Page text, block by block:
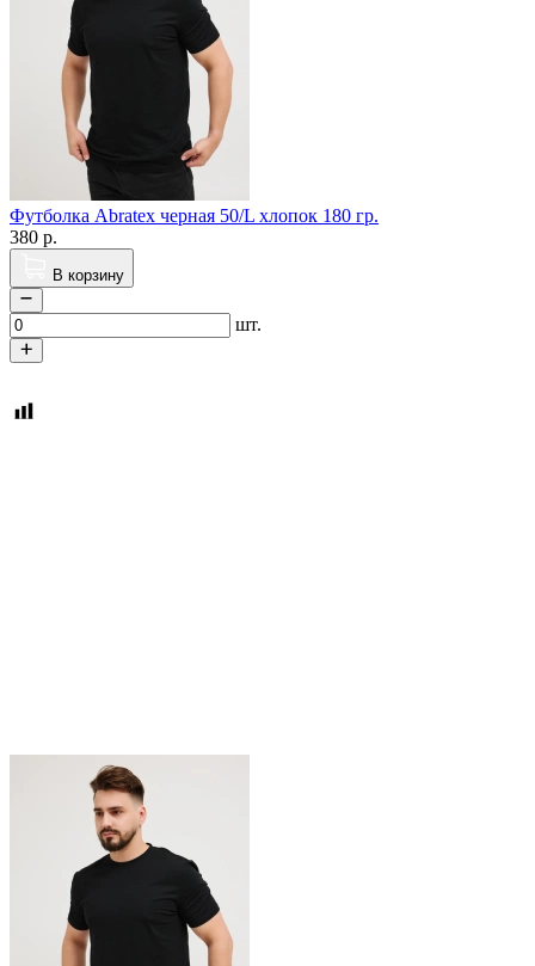
Футболка Abratex черная 50/L хлопок 180 гр.
380 р.
В корзину
шт.